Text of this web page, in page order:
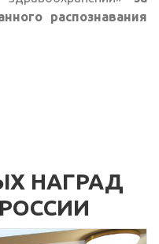
распознавания
НАГРАД